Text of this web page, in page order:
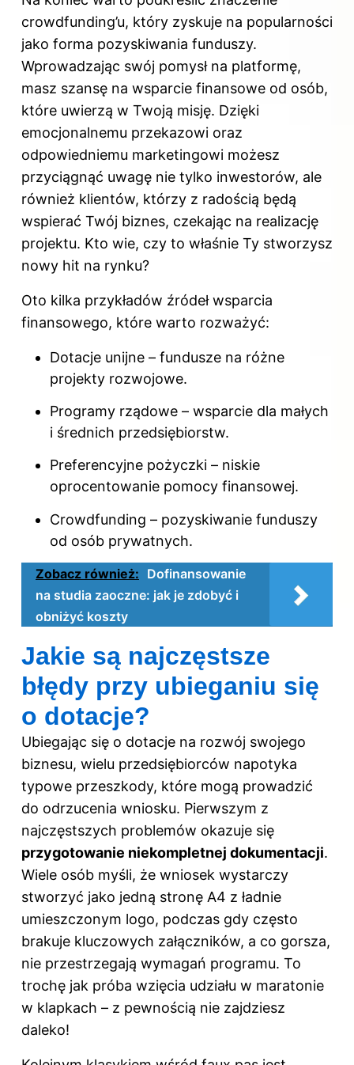
crowdfunding’u, który zyskuje na popularności
jako forma pozyskiwania funduszy.
Wprowadzając swój pomysł na platformę,
masz szansę na wsparcie finansowe od osób,
które uwierzą w Twoją misję. Dzięki
emocjonalnemu przekazowi oraz
odpowiedniemu marketingowi możesz
przyciągnąć uwagę nie tylko inwestorów, ale
również klientów, którzy z radością będą
wspierać Twój biznes, czekając na realizację
projektu. Kto wie, czy to właśnie Ty stworzysz
nowy hit na rynku?
Oto kilka przykładów źródeł wsparcia
finansowego, które warto rozważyć:
Dotacje unijne – fundusze na różne
projekty rozwojowe.
Programy rządowe – wsparcie dla małych
i średnich przedsiębiorstw.
Preferencyjne pożyczki – niskie
oprocentowanie pomocy finansowej.
Crowdfunding – pozyskiwanie funduszy
od osób prywatnych.
Zobacz również: Dofinansowanie
na studia zaoczne: jak je zdobyć i
obniżyć koszty
Jakie są najczęstsze
błędy przy ubieganiu się
o dotacje?
Ubiegając się o dotacje na rozwój swojego
biznesu, wielu przedsiębiorców napotyka
typowe przeszkody, które mogą prowadzić
do odrzucenia wniosku. Pierwszym z
najczęstszych problemów okazuje się
przygotowanie niekompletnej dokumentacji.
Wiele osób myśli, że wniosek wystarczy
stworzyć jako jedną stronę A4 z ładnie
umieszczonym logo, podczas gdy często
brakuje kluczowych załączników, a co gorsza,
nie przestrzegają wymagań programu. To
trochę jak próba wzięcia udziału w maratonie
w klapkach – z pewnością nie zajdziesz
daleko!